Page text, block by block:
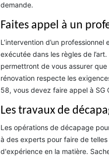
demande.
Faites appel à un
L’intervention d’un
exécutée dans les règles de
permettront de vous assurer
rénovation respecte les
58, vous devez faire appel à SG
Les travaux de
Les opérations de décapage
à des experts pour faire de
d'expérience en la matière.